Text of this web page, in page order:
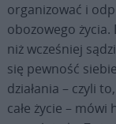
organizować i
obozowego
niż wcześniej
się pewność
działania – czyli
całe życie –